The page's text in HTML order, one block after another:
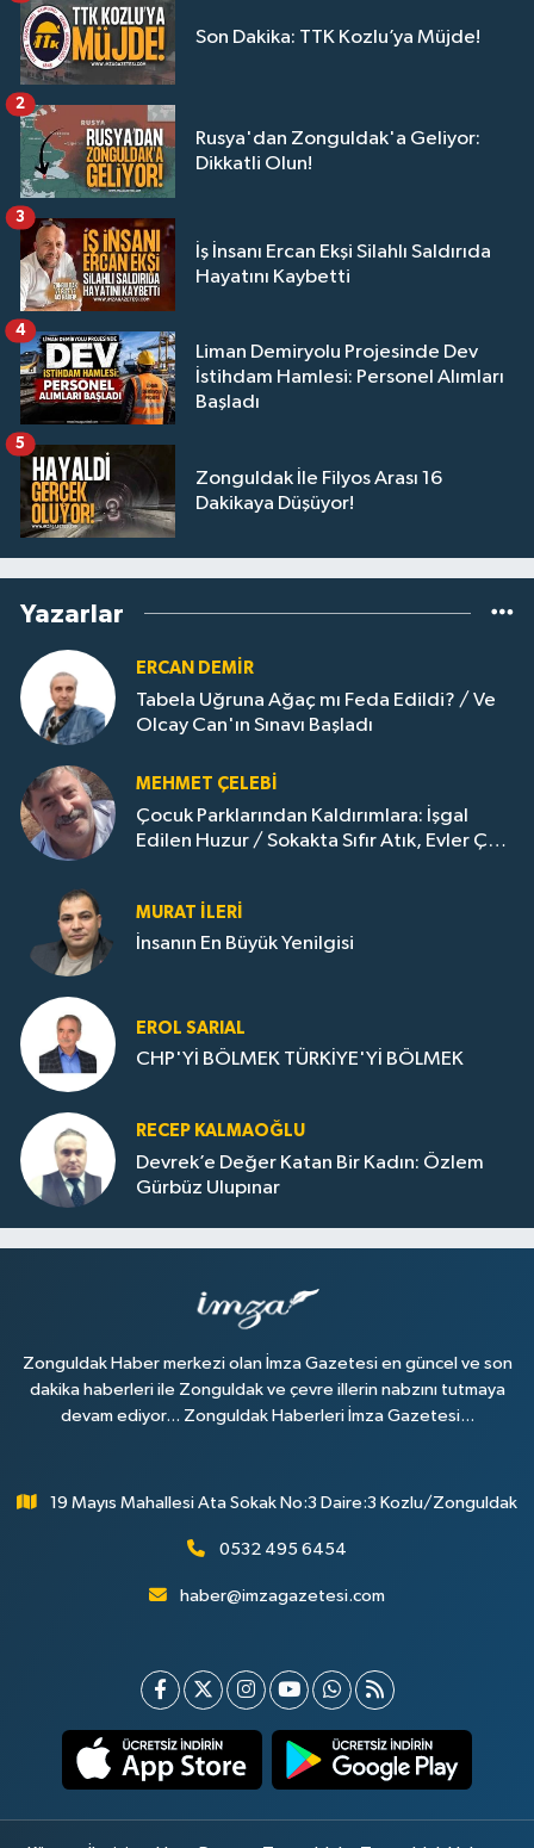
Son Dakika: TTK Kozlu’ya Müjde!
Rusya'dan Zonguldak'a Geliyor:
Dikkatli Olun!
2
İş İnsanı Ercan Ekşi Silahlı Saldırıda
Hayatını Kaybetti
3
Liman Demiryolu Projesinde Dev
İstihdam Hamlesi: Personel Alımları
Başladı
4
Zonguldak İle Filyos Arası 16
Dakikaya Düşüyor!
5
Yazarlar
ERCAN DEMIR
Tabela Uğruna Ağaç mı Feda Edildi? / Ve
Olcay Can'ın Sınavı Başladı
MEHMET ÇELEBI
Çocuk Parklarından Kaldırımlara: İşgal
Edilen Huzur / Sokakta Sıfır Atık, Evler Çöp
MURAT İLERI
İnsanın En Büyük Yenilgisi
EROL SARIAL
CHP'Yİ BÖLMEK TÜRKİYE'Yİ BÖLMEK
RECEP KALMAOĞLU
Devrek’e Değer Katan Bir Kadın: Özlem
Gürbüz Ulupınar
Zonguldak Haber merkezi olan İmza Gazetesi en güncel ve son
dakika haberleri ile Zonguldak ve çevre illerin nabzını tutmaya
devam ediyor... Zonguldak Haberleri İmza Gazetesi...
19 Mayıs Mahallesi Ata Sokak No:3 Daire:3 Kozlu/Zonguldak
0532 495 6454
haber@imzagazetesi.com